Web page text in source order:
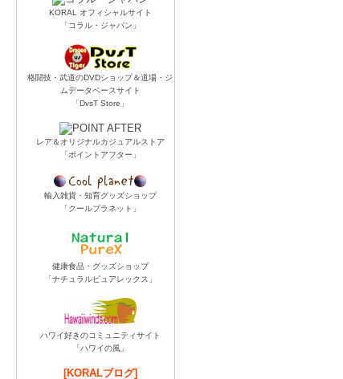
KORAL オフィシャルサイト
「コラル・ジャパン」
格闘技・武道のDVDショップ＆道場・ジ
ムデータベースサイト
「DvsT Store」
レア＆オリジナルカジュアルストア
「ポイントアフター」
輸入雑貨・知育グッズショップ
「クールプラネット」
健康食品・グッズショップ
「ナチュラルピュアレックス」
ハワイ好きのコミュニティサイト
「ハワイの風」
[KORALブログ]